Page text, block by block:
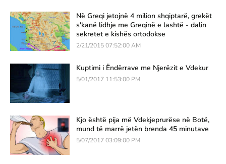
Në Greqi jetojnë 4 milion shqiptarë, grekët
s'kanë lidhje me Greqinë e lashtë - dalin
sekretet e kishës ortodokse
2/21/2015 07:52:00 AM
Kuptimi i Ëndërrave me Njerëzit e Vdekur
5/01/2017 11:53:00 PM
Kjo është pija më Vdekjeprurëse në Botë,
mund të marrë jetën brenda 45 minutave
5/07/2017 03:09:00 PM